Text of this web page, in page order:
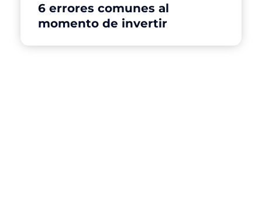
6 errores comunes al
momento de invertir